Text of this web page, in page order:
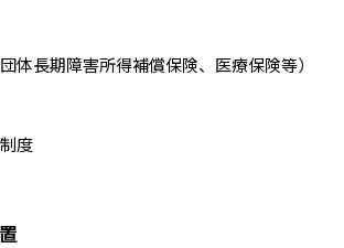
体長期障害所得補償保険、医療保険等）
度